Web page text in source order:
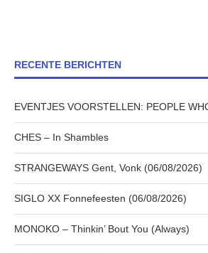
RECENTE BERICHTEN
EVENTJES VOORSTELLEN: PEOPLE
CHES – In Shambles
STRANGEWAYS Gent, Vonk (06/08/2026)
SIGLO XX Fonnefeesten (06/08/2026)
MONOKO – Thinkin’ Bout You (Always)